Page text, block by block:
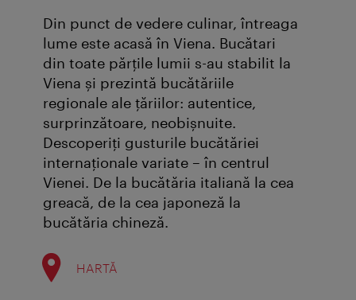
Din punct de vedere culinar, întreaga
lume este acasă în Viena. Bucătari
din toate părțile lumii s-au stabilit la
Viena și prezintă bucătăriile
regionale ale țăriilor: autentice,
surprinzătoare, neobișnuite.
Descoperiți gusturile bucătăriei
internaționale variate – în centrul
Vienei. De la bucătăria italiană la cea
greacă, de la cea japoneză la
bucătăria chineză.
HARTĂ